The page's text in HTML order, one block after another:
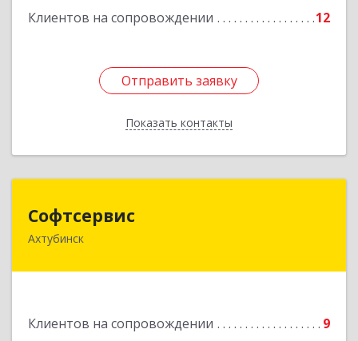
Клиентов на сопровождении 12
Отправить заявку
Показать контакты
Подробнее
Отправить заявку
Назад
Софтсервис
Ахтубинск
Клиентов на сопровождении
9
416500, Астраханская обл, Ахтубинский р-н,